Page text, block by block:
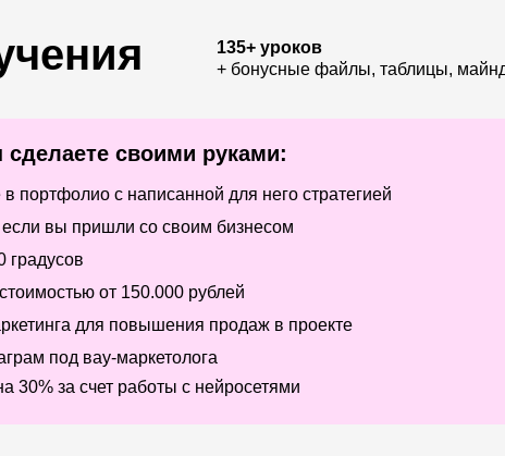
135+ уроков
+ бонусные файлы, таблицы,
сделаете своими руками:
портфолио с написанной для него стратегией
если вы пришли со своим бизнесом
градусов
от 150.000 рублей
для повышения продаж в проекте
под вау-маркетолога
30% за счет работы с нейросетями